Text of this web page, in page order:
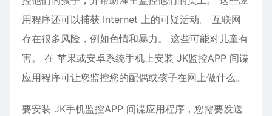
用程序还可以捕获 Internet 上的可疑活动。 互联网
存在很多风险，例如色情和暴力。 这些可能对儿童有
害。 在 苹果或安卓系统手机上安装 JK监控APP 间谍
应用程序可让您监控您的配偶或孩子在网上做什么。
要安装 JK手机监控APP 间谍应用程序，您需要发送